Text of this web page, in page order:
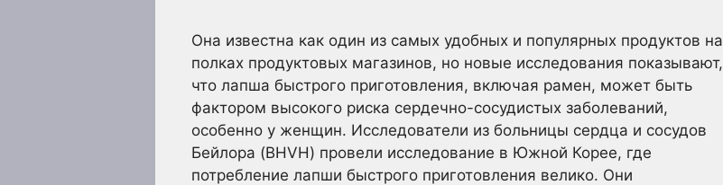
Она известна как один из самых удобных и популярных продуктов на
полках продуктовых магазинов, но новые исследования показывают,
что лапша быстрого приготовления, включая рамен, может быть
фактором высокого риска сердечно-сосудистых заболеваний,
особенно у женщин. Исследователи из больницы сердца и сосудов
Бейлора (BHVH) провели исследование в Южной Корее, где
потребление лапши быстрого приготовления велико. Они